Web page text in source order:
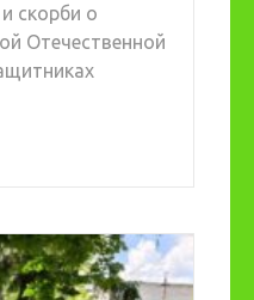
скорби о
Отечественной